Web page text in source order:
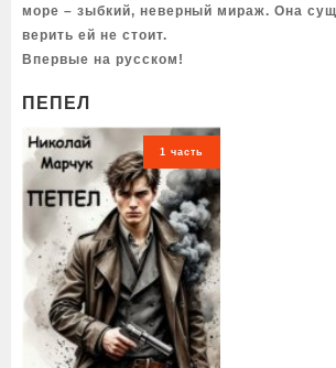
море – зыбкий, неверный мираж. Она
верить ей не стоит.
Впервые на русском!
ПЕПЕЛ
1 часть